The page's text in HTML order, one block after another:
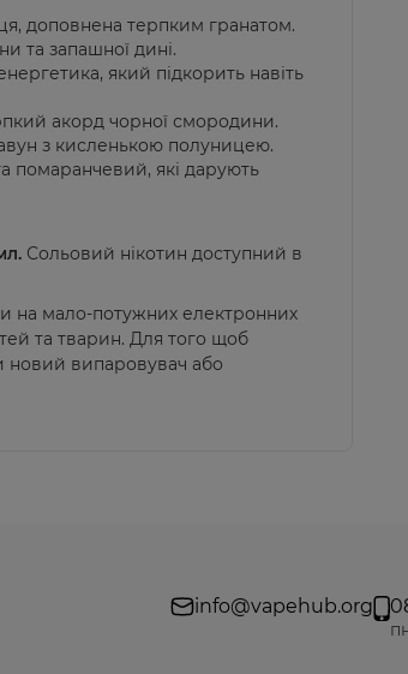
доповнена терпким гранатом.
та запашної дині.
який підкорить навіть
акорд чорної смородини.
з кисленькою полуницею.
помаранчевий, які дарують
Сольовий нікотин доступний в
на мало-потужних електронних
та тварин. Для того щоб
новий випаровувач або
info@vapehub.org